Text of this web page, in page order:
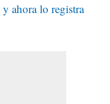
y ahora lo registra